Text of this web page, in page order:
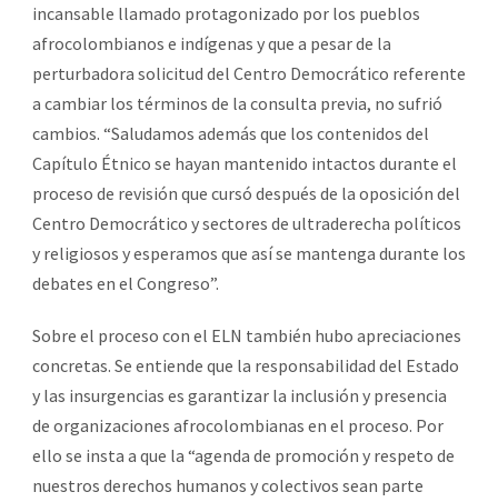
incansable llamado protagonizado por los pueblos
afrocolombianos e indígenas y que a pesar de la
perturbadora solicitud del Centro Democrático referente
a cambiar los términos de la consulta previa, no sufrió
cambios. “Saludamos además que los contenidos del
Capítulo Étnico se hayan mantenido intactos durante el
proceso de revisión que cursó después de la oposición del
Centro Democrático y sectores de ultraderecha políticos
y religiosos y esperamos que así se mantenga durante los
debates en el Congreso”.
Sobre el proceso con el ELN también hubo apreciaciones
concretas. Se entiende que la responsabilidad del Estado
y las insurgencias es garantizar la inclusión y presencia
de organizaciones afrocolombianas en el proceso. Por
ello se insta a que la “agenda de promoción y respeto de
nuestros derechos humanos y colectivos sean parte